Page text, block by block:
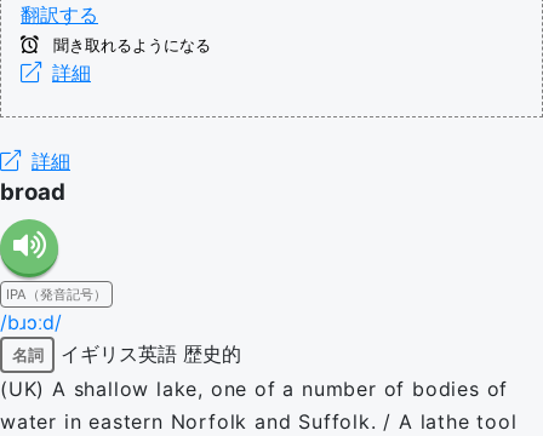
翻訳する
聞き取れるようになる
詳細
詳細
broad
IPA（発音記号）
/bɹɔːd/
名詞 イギリス英語 歴史的
(UK) A shallow lake, one of a number of bodies of
water in eastern Norfolk and Suffolk. / A lathe tool